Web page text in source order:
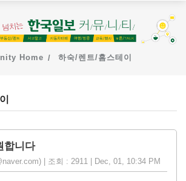
Home 하숙/렌트/홈스테이
합니다
| 조회 : 2911 | Dec, 01, 10:34 PM